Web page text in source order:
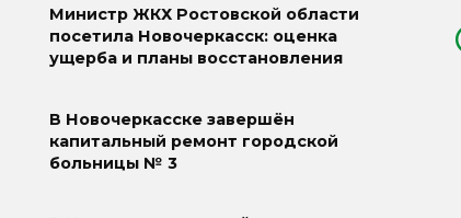
Министр ЖКХ Ростовской области
посетила Новочеркасск: оценка
ущерба и планы восстановления
В Новочеркасске завершён
капитальный ремонт городской
больницы № 3